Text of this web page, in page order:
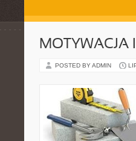
MOTYWACJA
POSTED BY ADMIN